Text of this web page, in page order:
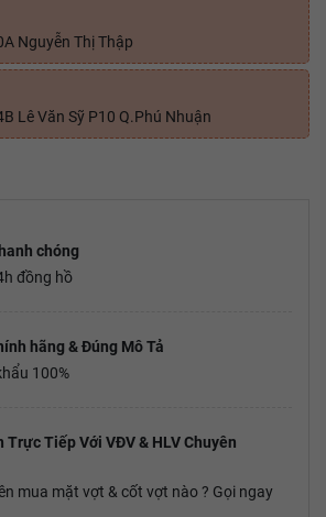
Nguyễn Thị Thập
Lê Văn Sỹ P10 Q.Phú Nhuận
chóng
đồng hồ
hãng & Đúng Mô Tả
100%
Trực Tiếp Với VĐV & HLV Chuyên
mua mặt vợt & cốt vợt nào ? Gọi ngay